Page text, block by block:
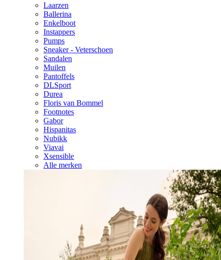
Laarzen
Ballerina
Enkelboot
Instappers
Pumps
Sneaker - Veterschoen
Sandalen
Muilen
Pantoffels
DLSport
Durea
Floris van Bommel
Footnotes
Gabor
Hispanitas
Nubikk
Viavai
Xsensible
Alle merken